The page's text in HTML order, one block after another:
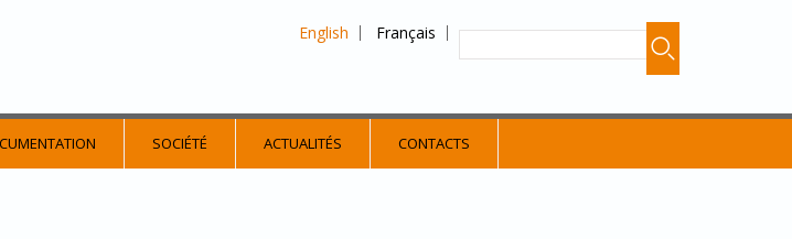
English Français
SOCIÉTÉ ACTUALITÉS CONTACTS